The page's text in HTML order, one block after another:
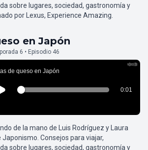
sobre lugares, sociedad, gastronomía y
por Lexus, Experience Amazing.
en Japón
6 • Episodio 46
de la mano de Luis Rodríguez y Laura
Consejos para viajar,
sobre lugares, sociedad, gastronomía y